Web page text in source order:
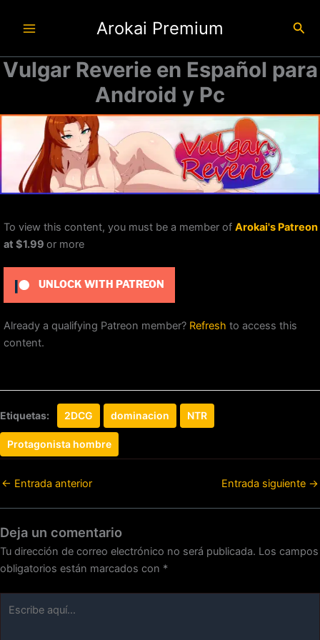
Arokai Premium
Vulgar Reverie en Español para
Android y Pc
To view this content, you must be a member of Arokai's Patreon
at $1.99 or more
UNLOCK WITH PATREON
Already a qualifying Patreon member? Refresh to access this
content.
Etiquetas: 2DCG dominacion NTR
Protagonista hombre
← Entrada anterior Entrada siguiente →
Deja un comentario
Tu dirección de correo electrónico no será publicada. Los campos
obligatorios están marcados con *
aquí...